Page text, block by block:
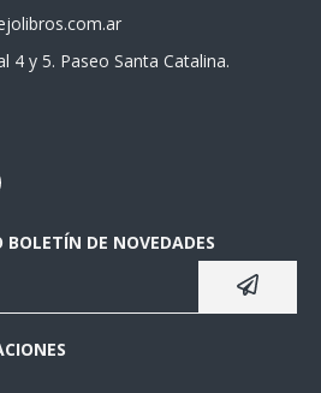
4 y 5. Paseo Santa Catalina.
BOLETÍN DE NOVEDADES